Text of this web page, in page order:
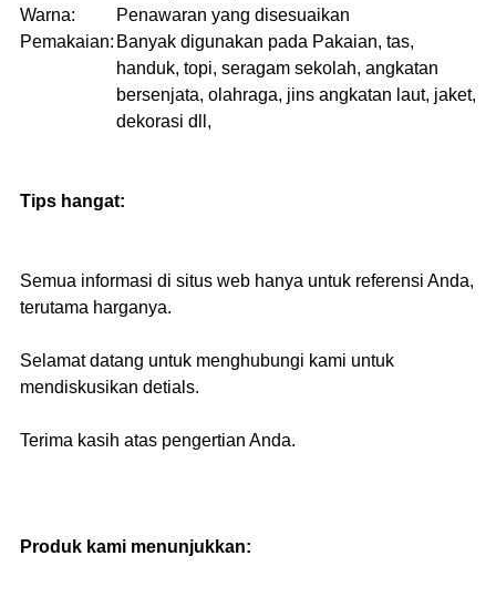
Warna:
Penawaran yang disesuaikan
Pemakaian: Banyak digunakan pada Pakaian, tas,
handuk, topi, seragam sekolah, angkatan
bersenjata, olahraga, jins angkatan laut, jaket,
dekorasi dll,
Tips hangat:
Semua informasi di situs web hanya untuk referensi Anda,
terutama harganya.
Selamat datang untuk menghubungi kami untuk
mendiskusikan detials.
Terima kasih atas pengertian Anda.
Produk kami menunjukkan: